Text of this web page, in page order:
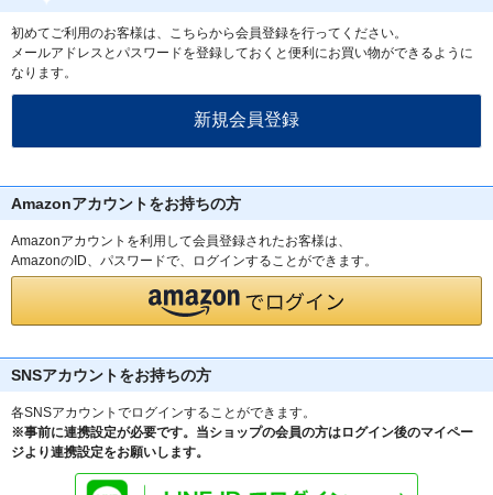
初めてご利用のお客様は、こちらから会員登録を行ってください。
メールアドレスとパスワードを登録しておくと便利にお買い物ができるように
なります。
Amazonアカウントをお持ちの方
Amazonアカウントを利用して会員登録されたお客様は、
AmazonのID、パスワードで、ログインすることができます。
SNSアカウントをお持ちの方
各SNSアカウントでログインすることができます。
※事前に連携設定が必要です。当ショップの会員の方はログイン後のマイペー
ジより連携設定をお願いします。